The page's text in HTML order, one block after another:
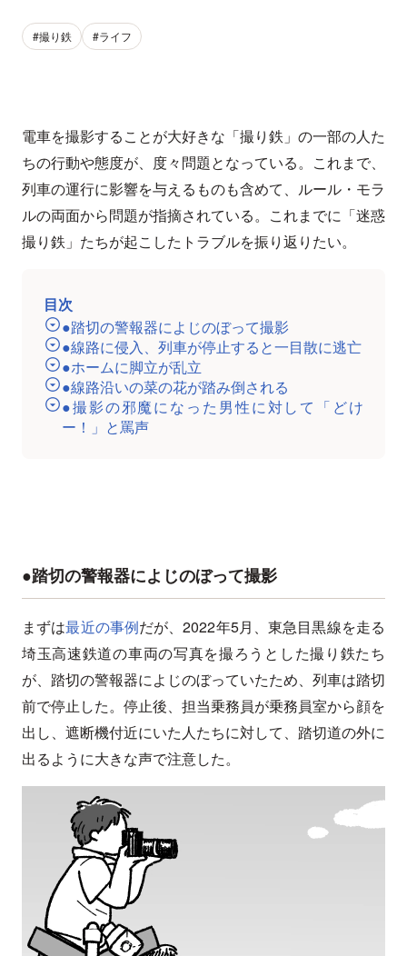
#撮り鉄 #ライフ
電車を撮影することが大好きな「撮り鉄」の一部の人た
ちの行動や態度が、度々問題となっている。これまで、
列車の運行に影響を与えるものも含めて、ルール・モラ
ルの両面から問題が指摘されている。これまでに「迷惑
撮り鉄」たちが起こしたトラブルを振り返りたい。
目次
●踏切の警報器によじのぼって撮影
●線路に侵入、列車が停止すると一目散に逃亡
●ホームに脚立が乱立
●線路沿いの菜の花が踏み倒される
●撮影の邪魔になった男性に対して「どけ
ー！」と罵声
●踏切の警報器によじのぼって撮影
まずは最近の事例だが、2022年5月、東急目黒線を走る
埼玉高速鉄道の車両の写真を撮ろうとした撮り鉄たち
が、踏切の警報器によじのぼっていたため、列車は踏切
前で停止した。停止後、担当乗務員が乗務員室から顔を
出し、遮断機付近にいた人たちに対して、踏切道の外に
出るように大きな声で注意した。